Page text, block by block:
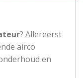
? Allereerst
airco
en